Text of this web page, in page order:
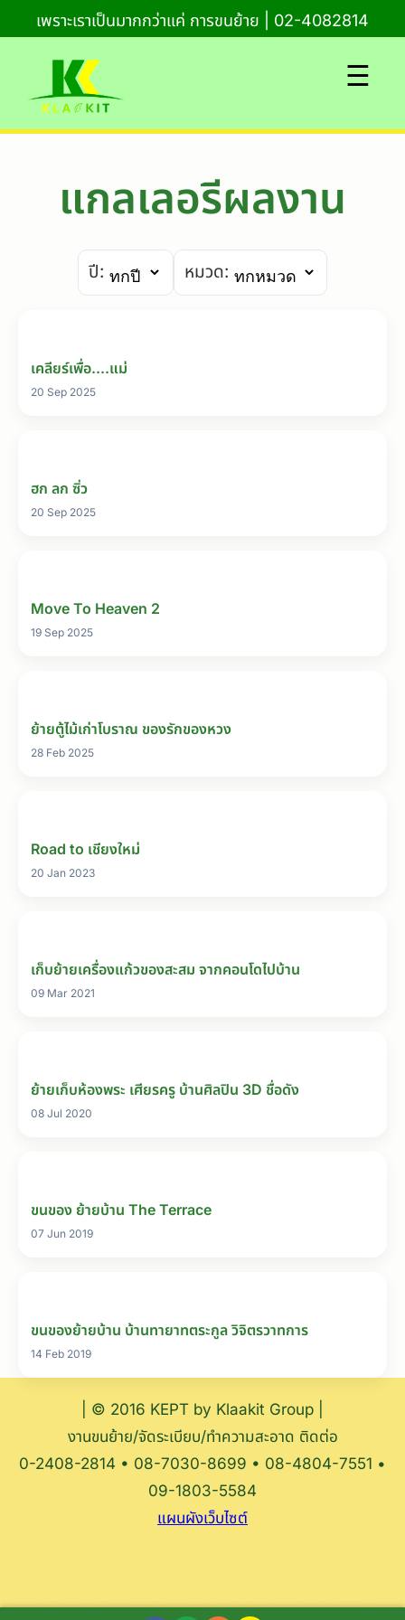
เพราะเราเป็นมากกว่าแค่ การขนย้าย | 02-4082814
☰
แกลเลอรีผลงาน
ปี: หมวด:
เคลียร์เพื่อ....แม่
20 Sep 2025
ฮก ลก ซิ่ว
20 Sep 2025
Move To Heaven 2
19 Sep 2025
ย้ายตู้ไม้เก่าโบราณ ของรักของหวง
28 Feb 2025
Road to เชียงใหม่
20 Jan 2023
เก็บย้ายเครื่องแก้วของสะสม จากคอนโดไปบ้าน
09 Mar 2021
ย้ายเก็บห้องพระ เศียรครู บ้านศิลปิน 3D ชื่อดัง
08 Jul 2020
ขนของ ย้ายบ้าน The Terrace
07 Jun 2019
ขนของย้ายบ้าน บ้านทายาทตระกูล วิจิตรวาทการ
14 Feb 2019
| © 2016 KEPT by Klaakit Group |
งานขนย้าย/จัดระเบียบ/ทำความสะอาด ติดต่อ
0-2408-2814 • 08-7030-8699 • 08-4804-7551 •
09-1803-5584
แผนผังเว็บไซต์
Moving, Moving service,Recolation,kept,รับซักที่นอน, รับซักโซฟา, รับซักพรม,